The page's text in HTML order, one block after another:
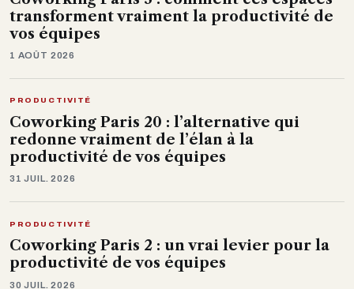
transforment vraiment la productivité de
vos équipes
1 AOÛT 2026
PRODUCTIVITÉ
Coworking Paris 20 : l’alternative qui
redonne vraiment de l’élan à la
productivité de vos équipes
31 JUIL. 2026
PRODUCTIVITÉ
Coworking Paris 2 : un vrai levier pour la
productivité de vos équipes
30 JUIL. 2026